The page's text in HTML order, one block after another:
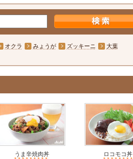
オクラ みょうが ズッキーニ 大葉
うま辛焼肉丼 ロコモコ丼